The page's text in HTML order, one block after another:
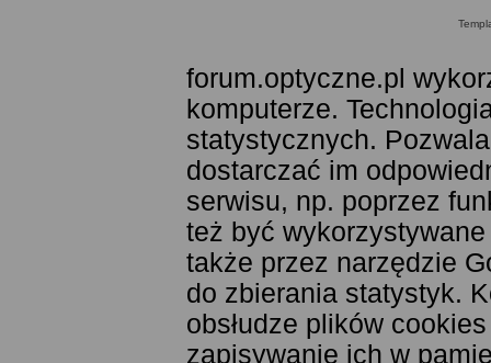
forum.optyczne.pl
komputerze.
statystycznych.
dostarczać im
serwisu, np. poprzez
też być
także przez narzędzie
do zbierania statystyk.
obsłudze plików
zapisywanie ich w